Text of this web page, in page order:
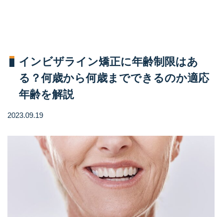
インビザライン矯正に年齢制限はあ
る？何歳から何歳までできるのか適応
年齢を解説
2023.09.19